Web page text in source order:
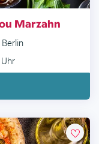
Marzahn